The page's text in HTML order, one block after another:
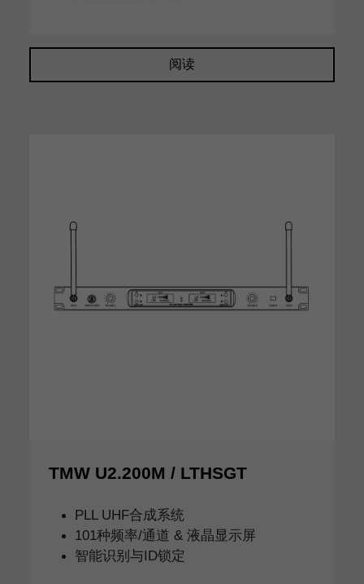
阅读
TMW U2.200M / LTHSGT
PLL UHF合成系统
101种频率/通道 & 液晶显示屏
智能识别与ID锁定